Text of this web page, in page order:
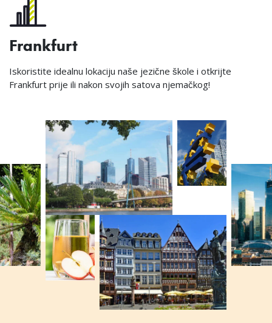
Frankfurt
Iskoristite idealnu lokaciju naše jezične škole i otkrijte
Frankfurt prije ili nakon svojih satova njemačkog!